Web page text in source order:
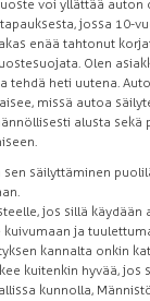
voi yllättää auton
jossa 10-
enää tahtonut
Olen
tehdä heti uutena.
missä autoa
alusta
sen säilyttäminen
jos sillä käydään
kuivumaan ja
kannalta onkin
kuitenkin hyvää, jos
kunnolla,